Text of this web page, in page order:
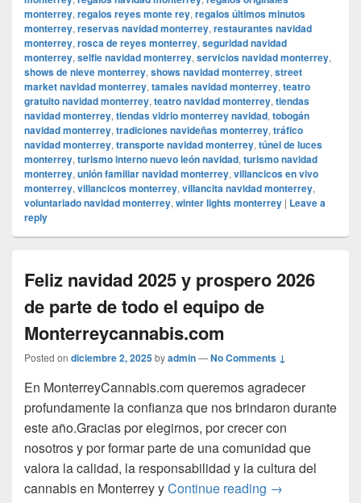
monterrey, regalos reyes monte rey, regalos últimos minutos
monterrey, reservas navidad monterrey, restaurantes navidad
monterrey, rosca de reyes monterrey, seguridad navidad
monterrey, selfie navidad monterrey, servicios navidad monterrey,
shows de nieve monterrey, shows navidad monterrey, street
market navidad monterrey, tamales navidad monterrey, teatro
gratuito navidad monterrey, teatro navidad monterrey, tiendas
navidad monterrey, tiendas vidrio monterrey navidad, tobogán
navidad monterrey, tradiciones navideñas monterrey, tráfico
navidad monterrey, transporte navidad monterrey, túnel de luces
monterrey, turismo interno nuevo león navidad, turismo navidad
monterrey, unión familiar navidad monterrey, villancicos en vivo
monterrey, villancicos monterrey, villancita navidad monterrey,
voluntariado navidad monterrey, winter lights monterrey | Leave a
reply
Feliz navidad 2025 y prospero 2026
de parte de todo el equipo de
Monterreycannabis.com
Posted on diciembre 2, 2025byadmin—No Comments ↓
En MonterreyCannabis.com queremos agradecer
profundamente la confianza que nos brindaron durante
este año.Gracias por elegirnos, por crecer con
nosotros y por formar parte de una comunidad que
valora la calidad, la responsabilidad y la cultura del
cannabis en Monterrey yContinue reading Feliz navidad
→